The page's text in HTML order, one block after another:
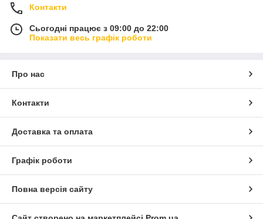
Контакти
Сьогодні працює з 09:00 до 22:00
Показати весь графік роботи
Про нас
Контакти
Доставка та оплата
Графік роботи
Повна версія сайту